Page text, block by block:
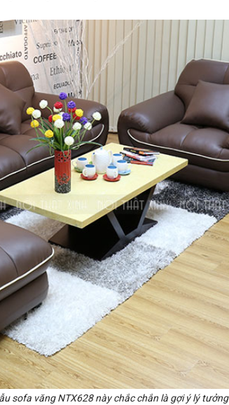
sofa văng NTX628 này chắc chắn là gợi ý lý tưởng